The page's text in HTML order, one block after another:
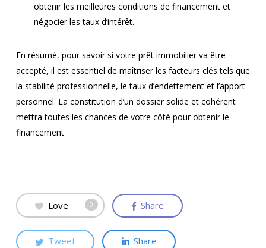
obtenir les meilleures conditions de financement et
négocier les taux d’intérêt.
En résumé, pour savoir si votre prêt immobilier va être
accepté, il est essentiel de maîtriser les facteurs clés tels que
la stabilité professionnelle, le taux d’endettement et l’apport
personnel. La constitution d’un dossier solide et cohérent
mettra toutes les chances de votre côté pour obtenir le
financement
Love 0 Share
Tweet Share